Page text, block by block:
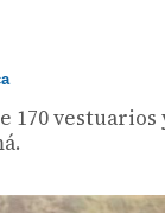
170